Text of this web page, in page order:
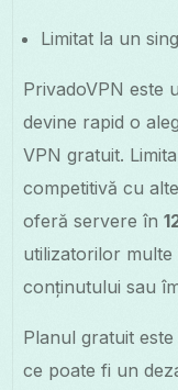
Limitat la un
PrivadoVPN este
devine rapid o
VPN gratuit.
competitivă cu
oferă servere în
utilizatorilor
conținutului sau
Planul gratuit
ce poate fi un